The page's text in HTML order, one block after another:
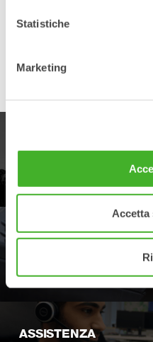
Statistiche
Marketing
Accetta
Se desideri maggiori
Richiesta di servizio completo
RIVENDITORI
ASSISTENZA